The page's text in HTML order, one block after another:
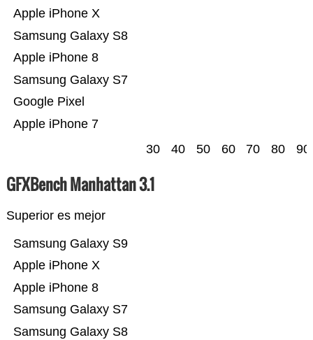
Apple iPhone 7
Google Pixel
Samsung Galaxy S7
Apple iPhone 8
Samsung Galaxy S8
Apple iPhone X
30 40 50 60 70 80 90
GFXBench Manhattan 3.1
Superior es mejor
Samsung Galaxy S8
Samsung Galaxy S7
Apple iPhone 8
Apple iPhone X
Samsung Galaxy S9